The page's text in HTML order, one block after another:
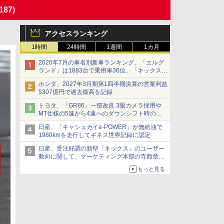
アクセスランキング
1時間 24時間 1週間 1カ月
2026年7月の車名別新車ランキング、「エルグ
ランド」は1883台で乗用車36位、「キックス」
は2591台で27位に
ホンダ、2027年3月期第1四半期決算の営業利益
5307億円で過去最高を記録
トヨタ、「GR86」一部改良 3眼カメラ採用や
MT仕様の5速から4速へのダウンシフト時の操
作性向上など
日産、「キャシュカイe-POWER」が無給油で
1980kmを走行してギネス世界記録に認定
日産、受注好調の新型「キックス」のユーザー
動向に関して、マーケティング本部の寺西章氏
もっと見る